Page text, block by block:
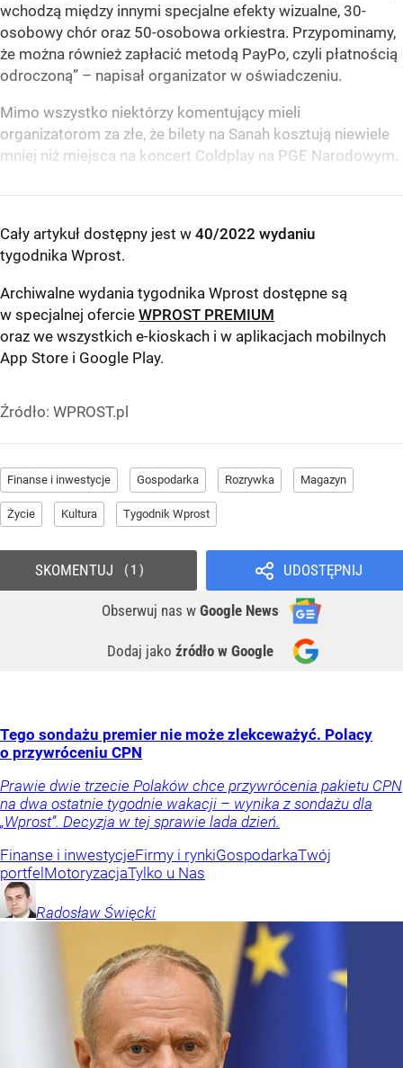
wchodzą między innymi specjalne efekty wizualne, 30-
osobowy chór oraz 50-osobowa orkiestra. Przypominamy,
że można również zapłacić metodą PayPo, czyli płatnością
odroczoną” – napisał organizator w oświadczeniu.
Mimo wszystko niektórzy komentujący mieli
organizatorom za złe, że bilety na Sanah kosztują niewiele
mniej niż miejsca na koncert Coldplay na PGE Narodowym.
Cały artykuł dostępny jest w 40/2022 wydaniu
tygodnika Wprost.
Archiwalne wydania tygodnika Wprost dostępne są
w specjalnej ofercie WPROST PREMIUM
oraz we wszystkich e-kioskach i w aplikacjach mobilnych
App Store i Google Play.
Źródło: WPROST.pl
Finanse i inwestycje Gospodarka Rozrywka Magazyn
Życie Kultura Tygodnik Wprost
UDOSTĘPNIJ
Obserwuj nas w Google News
Dodaj jako źródło w Google
SKOMENTUJ 1
Tego sondażu premier nie może zlekceważyć. Polacy
o przywróceniu CPN
Prawie dwie trzecie Polaków chce przywrócenia pakietu CPN
na dwa ostatnie tygodnie wakacji – wynika z sondażu dla
„Wprost”. Decyzja w tej sprawie lada dzień.
Finanse i inwestycjeFirmy i rynkiGospodarkaTwój
portfel MotoryzacjaTylko u Nas
Radosław Święcki